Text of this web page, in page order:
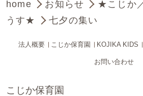
home お知らせ
★こじか
うす★
七夕の集い
法人概要 こじか保育園 KOJIKA KIDS
お問い合わせ
こじか保育園